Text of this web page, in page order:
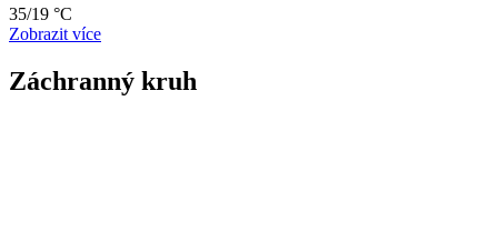
35/19 °C
Zobrazit více
Záchranný kruh